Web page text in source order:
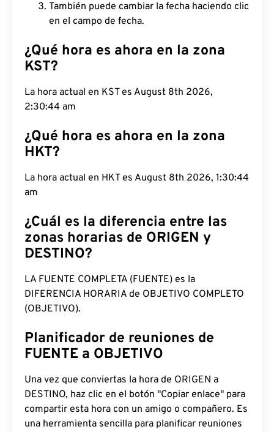
También puede cambiar la fecha haciendo clic
en el campo de fecha.
¿Qué hora es ahora en la zona
KST?
La hora actual en KST es August 8th 2026,
2:30:45 am
¿Qué hora es ahora en la zona
HKT?
La hora actual en HKT es August 8th 2026, 1:30:45
am
¿Cuál es la diferencia entre las
zonas horarias de ORIGEN y
DESTINO?
LA FUENTE COMPLETA (FUENTE) es la
DIFERENCIA HORARIA de OBJETIVO COMPLETO
(OBJETIVO).
Planificador de reuniones de
FUENTE a OBJETIVO
Una vez que conviertas la hora de ORIGEN a
DESTINO, haz clic en el botón "Copiar enlace" para
compartir esta hora con un amigo o compañero. Es
una herramienta sencilla para planificar reuniones